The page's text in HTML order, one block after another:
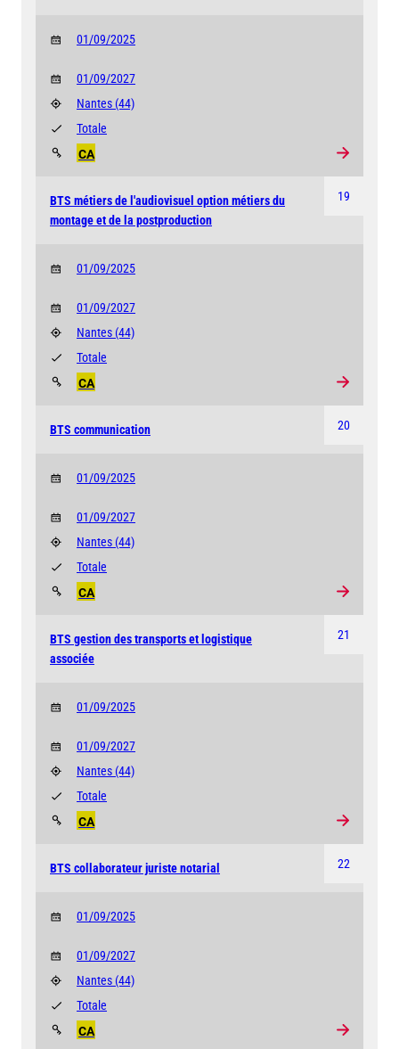
01/09/2025
01/09/2027
Nantes (44)
CA
Totale
19
BTS métiers de l'audiovisuel option métiers du
montage et de la postproduction
01/09/2025
01/09/2027
Nantes (44)
CA
Totale
20
BTS communication
01/09/2025
01/09/2027
Nantes (44)
CA
Totale
21
BTS gestion des transports et logistique
associée
01/09/2025
01/09/2027
Nantes (44)
CA
Totale
22
BTS collaborateur juriste notarial
01/09/2025
01/09/2027
Nantes (44)
CA
Totale